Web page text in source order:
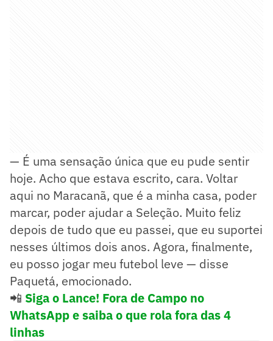
— É uma sensação única que eu pude sentir
hoje. Acho que estava escrito, cara. Voltar
aqui no Maracanã, que é a minha casa, poder
marcar, poder ajudar a Seleção. Muito feliz
depois de tudo que eu passei, que eu suportei
nesses últimos dois anos. Agora, finalmente,
eu posso jogar meu futebol leve — disse
Paquetá, emocionado.
📲 Siga o Lance! Fora de Campo no
WhatsApp e saiba o que rola fora das 4
linhas